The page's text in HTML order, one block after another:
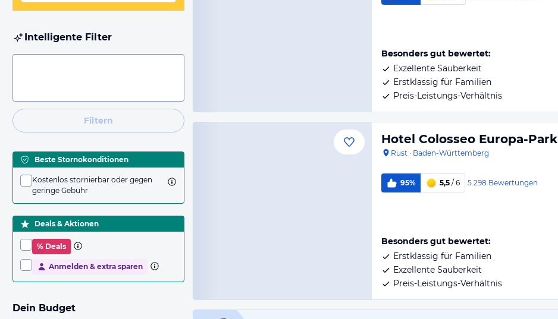
Intelligente Filter
Filtern
Beste Stornokonditionen
Kostenlos stornierbar oder gegen
geringe Gebühr
Deals & Aktionen
% Deals
Anmelden & extra sparen
Dein Budget
Besonders gut bewertet:
Exzellente Sauberkeit
Erstklassig für Familien
Preis-Leistungs-Verhältnis
Hotel Colosseo Europa-Park
Rust · Baden-Württemberg
95% 5,5 / 6 5.298 Bewertungen
Besonders gut bewertet:
Erstklassig für Familien
Exzellente Sauberkeit
Preis-Leistungs-Verhältnis